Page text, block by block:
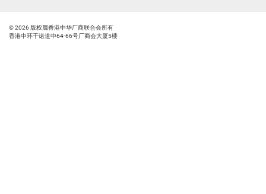
© 2026 版权属香港中华厂商联合会所有
香港中环干诺道中64-66号厂商会大厦5楼